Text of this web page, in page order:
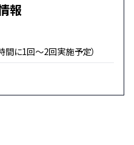
報
に1回～2回実施予定）